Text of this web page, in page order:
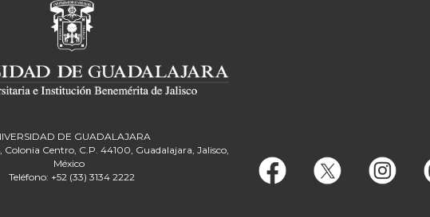
DE GUADALAJARA
Colonia Centro, C.P. 44100, Guadalajara, Jalisco,
México
Teléfono: +52 (33) 3134 2222